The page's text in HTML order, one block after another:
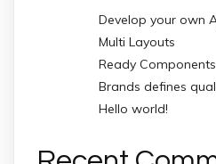
Develop your own
Multi Layouts
Ready
Brands defines
Hello world!